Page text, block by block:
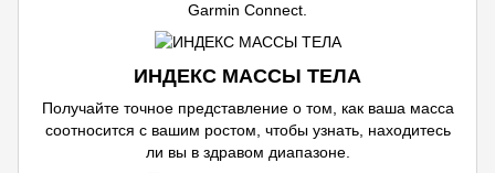
Garmin Connect.
ИНДЕКС МАССЫ ТЕЛА
Получайте точное представление о том, как ваша масса
соотносится с вашим ростом, чтобы узнать, находитесь
ли вы в здравом диапазоне.